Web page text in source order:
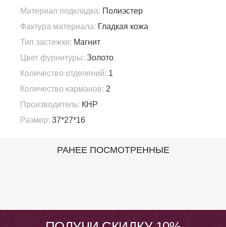
Материал подкладка: Полиэстер
Фактура материала: Гладкая кожа
Тип застежки: Магнит
Цвет фурнитуры: Золото
Количество отделений: 1
Количество карманов: 2
Производитель: КНР
Размер: 37*27*16
РАНЕЕ ПОСМОТРЕННЫЕ